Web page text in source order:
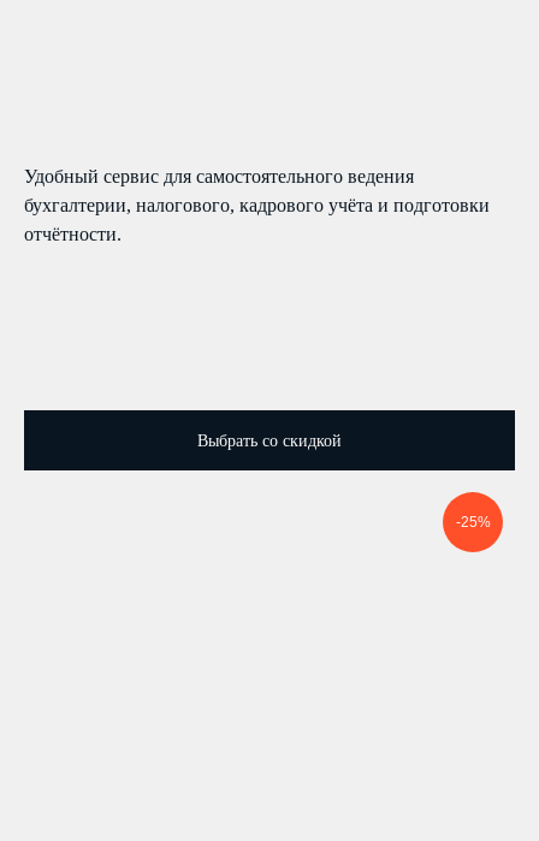
Удобный сервис для самостоятельного ведения
бухгалтерии, налогового, кадрового учёта и подготовки
отчётности.
Выбрать со скидкой
-25%